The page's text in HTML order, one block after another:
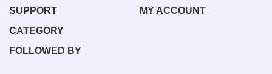
SUPPORT
MY ACCOUNT
CATEGORY
FOLLOWED BY